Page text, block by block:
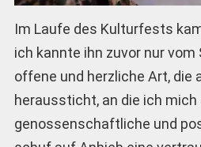
Im Laufe des Kulturfests
ich kannte ihn zuvor nur vom
offene und herzliche Art, die
heraussticht, an die ich mich
genossenschaftliche und